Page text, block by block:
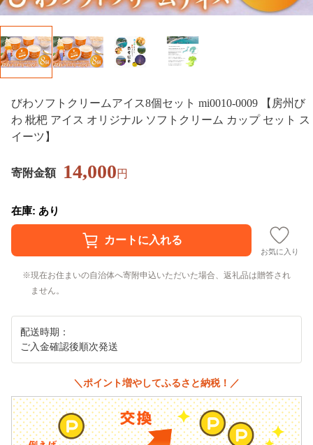
びわソフトクリームアイス8個セット mi0010-0009 【房州び
わ 枇杷 アイス オリジナル ソフトクリーム カップ セット ス
イーツ】
寄附金額 14,000円
在庫: あり
お気に入り
現在お住まいの自治体へ寄附申込いただいた場合、返礼品は贈答され
ません。
配送時期：
ご入金確認後順次発送
＼ポイント増やしてふるさと納税！／